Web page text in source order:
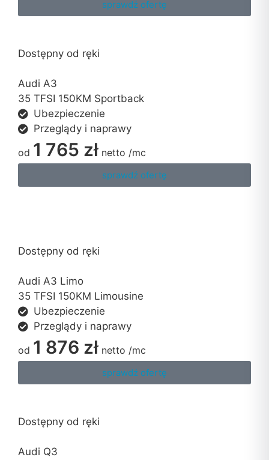
sprawdź ofertę
Dostępny od ręki
Audi A3
35 TFSI 150KM Sportback
Ubezpieczenie
Przeglądy i naprawy
od 1 765 zł netto /mc
sprawdź ofertę
Dostępny od ręki
Audi A3 Limo
35 TFSI 150KM Limousine
Ubezpieczenie
Przeglądy i naprawy
od 1 876 zł netto /mc
sprawdź ofertę
Dostępny od ręki
Audi Q3